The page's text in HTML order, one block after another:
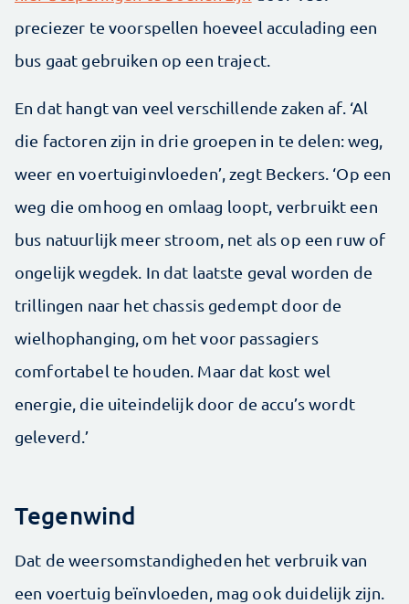
preciezer te voorspellen hoeveel acculading een
bus gaat gebruiken op een traject.
En dat hangt van veel verschillende zaken af. ‘Al
die factoren zijn in drie groepen in te delen: weg,
weer en voertuiginvloeden’, zegt Beckers. ‘Op een
weg die omhoog en omlaag loopt, verbruikt een
bus natuurlijk meer stroom, net als op een ruw of
ongelijk wegdek. In dat laatste geval worden de
trillingen naar het chassis gedempt door de
wielhophanging, om het voor passagiers
comfortabel te houden. Maar dat kost wel
energie, die uiteindelijk door de accu’s wordt
geleverd.’
Tegenwind
Dat de weersomstandigheden het verbruik van
een voertuig beïnvloeden, mag ook duidelijk zijn.